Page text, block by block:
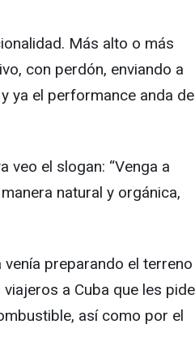
Más alto o más
con perdón, enviando a
ya el performance anda de
veo el slogan: “Venga a
natural y orgánica,
preparando el terreno
a Cuba que les pide
así como por el